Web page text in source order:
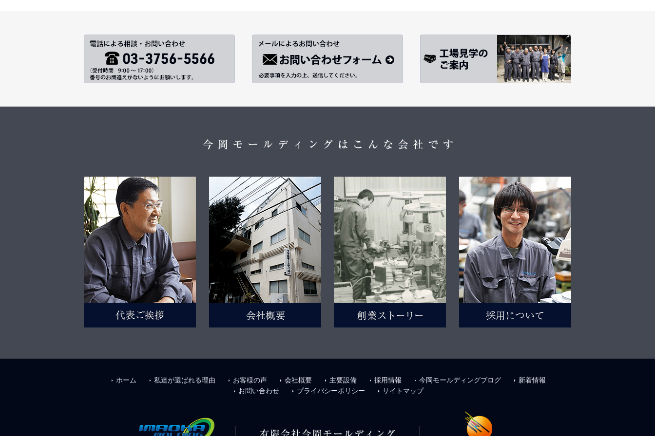
arrow_right ホーム arrow_right 私達が選ばれる理由 arrow_right お客様の声 arrow_right 会社概要 arrow_right 主要設備 arrow_right 採用情報 arrow_right 今岡モールディングブログ arrow_right 新着情報
arrow_right お問い合わせ arrow_right プライバシーポリシー arrow_right サイトマップ